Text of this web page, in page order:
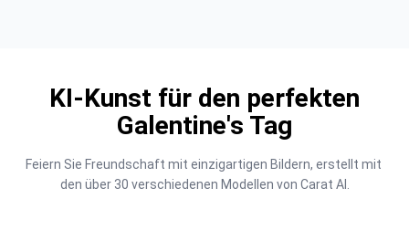
KI-Kunst für den perfekten
Galentine's Tag
Feiern Sie Freundschaft mit einzigartigen Bildern, erstellt mit
den über 30 verschiedenen Modellen von Carat AI.